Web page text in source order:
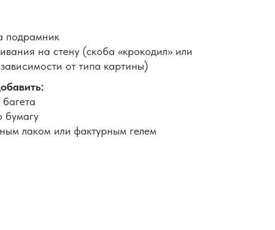
подрамник
на стену (скоба «крокодил» или
от типа картины)
бумагу
лаком или фактурным гелем